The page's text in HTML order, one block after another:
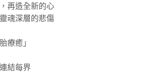
再造全新的心
魂深層的悲傷
療癒」
結每界